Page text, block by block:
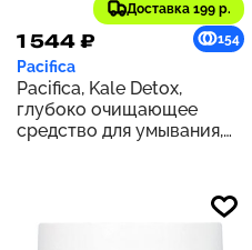
Доставка 199 р.
1 544 ₽ 154
Pacifica
Pacifica, Kale Detox,
глубоко очищающее
средство для умывания,